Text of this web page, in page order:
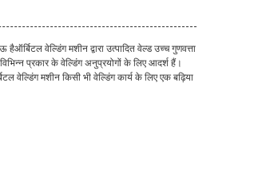
वेल्डिंग मशीन द्वारा उत्पादित वेल्ड उच्च गुणवत्ता
प्रकार के वेल्डिंग अनुप्रयोगों के लिए आदर्श हैं।
वेल्डिंग मशीन किसी भी वेल्डिंग कार्य के लिए एक बढ़िया